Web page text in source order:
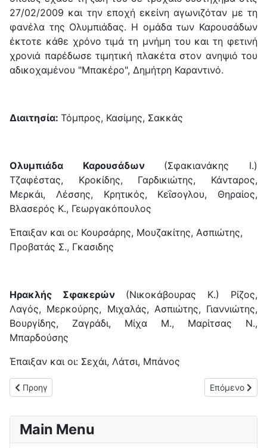
27/02/2009 και την εποχή εκείνη αγωνιζόταν με τη
φανέλα της Ολυμπιάδας. Η ομάδα των Καρουσάδων
έκτοτε κάθε χρόνο τιμά τη μνήμη του και τη φετινή
χρονιά παρέδωσε τιμητική πλακέτα στον ανηψιό του
αδικοχαμένου "Μπακέρο", Δημήτρη Καραντινό.
Διαιτησία: Τόμπρος, Κασίμης, Σακκάς
Ολυμπιάδα Καρουσάδων (Σφακιανάκης Ι.)
Τζαφέστας, Κροκίδης, Γαρδικιώτης, Κάνταρος,
Μερκάι, Λέσσης, Κρητικός, Κεΐσογλου, Θηραίος,
Βλασερός Κ., Γεωργακόπουλος
Έπαιξαν και οι: Κουρσάρης, Μουζακίτης, Ασπιώτης,
Προβατάς Σ., Γκασιδης
Ηρακλής Σφακερών (Νικοκάβουρας Κ.) Ρίζος,
Λαγός, Μερκούρης, Μιχαλάς, Ασπιώτης, Γιαννιώτης,
Βουργίδης, Ζαγράδι, Μίχα Μ., Μαρίτσας Ν.,
Μπαρδούσης
Έπαιξαν και οι: Σεχάι, Λάτσι, Μπάνος
Προηγούμενο άρθρο: Νίκη με ανατροπή για τον Αχιλλέα
Προηγ Επόμενο
Επόμενο
Main Menu